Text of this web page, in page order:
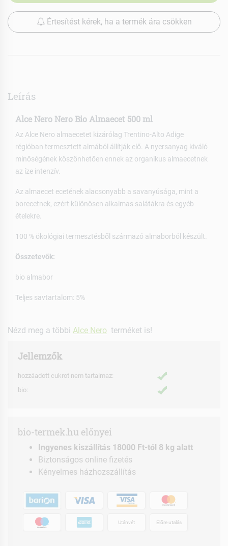
Értesítést kérek, ha a termék ára csökken
Leírás
Alce Nero Nero Bio Almaecet 500 ml
Az Alce Nero almaecetet kizárólag Trentino-Alto Adige
régióban termesztett almából állítják elő. A nyersanyag kiváló
minőségének köszönhetően ennek az organikus almaecetnek
az íze intenzív.
Az almaecet ecetének alacsonyabb a savanyúsága, mint a
borecetnek, ezért különösen alkalmas salátákra és egyéb
ételekre.
100 % ökológiai termesztésből származó almaborból készült.
Összetevők:
bio almabor
Teljes savtartalom: 5%
Nézd meg a többi Alce Nero terméket is!
Jellemzők
hozzáadott cukrot nem tartalmaz:
bio:
bio-termek.hu előnyei
Ingyenes kiszállítás 18000 Ft-tól 8 kg alatt
Biztonságos online fizetés
Kényelmes házhozszállítás
Utánvét Előre utalás